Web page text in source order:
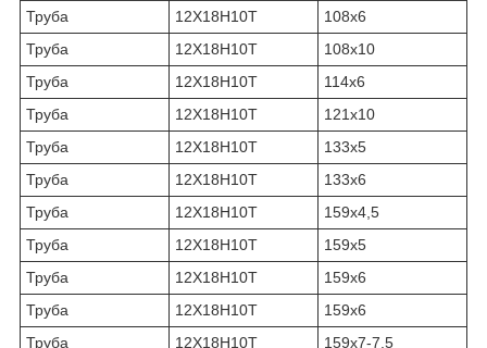
Труба
12Х18Н10Т
108х6
Труба
12Х18Н10Т
108х10
Труба
12Х18Н10Т
114х6
Труба
12Х18Н10Т
121х10
Труба
12Х18Н10Т
133х5
Труба
12Х18Н10Т
133х6
Труба
12Х18Н10Т
159х4,5
Труба
12Х18Н10Т
159х5
Труба
12Х18Н10Т
159х6
Труба
12Х18Н10Т
159х6
Труба
12Х18Н10Т
159х7-7,5